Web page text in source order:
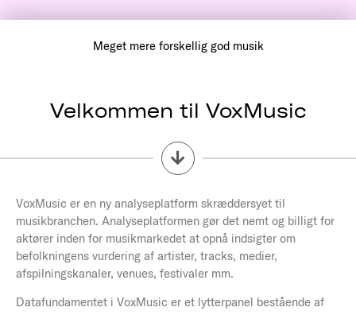
Meget mere forskellig god musik
Velkommen til VoxMusic
VoxMusic er en ny analyseplatform skræddersyet til
musikbranchen. Analyseplatformen gør det nemt og billigt for
aktører inden for musikmarkedet at opnå indsigter om
befolkningens vurdering af artister, tracks, medier,
afspilningskanaler, venues, festivaler mm.
Datafundamentet i VoxMusic er et lytterpanel bestående af